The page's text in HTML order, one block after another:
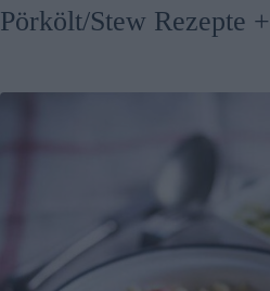
Pörkölt/Stew Rezepte